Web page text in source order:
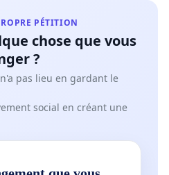
PÉTITION
chose que vous
?
pas lieu en gardant le
social en créant une